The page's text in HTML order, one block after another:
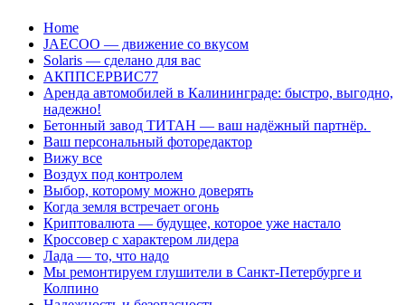
Перейти
содержанию
Home
JAECOO — движение со вкусом
Solaris — сделано для вас
АКППСЕРВИС77
Аренда автомобилей в Калининграде: быстро, выгодно,
надежно!
Бетонный завод ТИТАН — ваш надёжный партнёр.
Ваш персональный фоторедактор
Вижу все
Воздух под контролем
Выбор, которому можно доверять
Когда земля встречает огонь
Криптовалюта — будущее, которое уже настало
Кроссовер с характером лидера
Лада — то, что надо
Мы ремонтируем глушители в Санкт-Петербурге и
Колпино